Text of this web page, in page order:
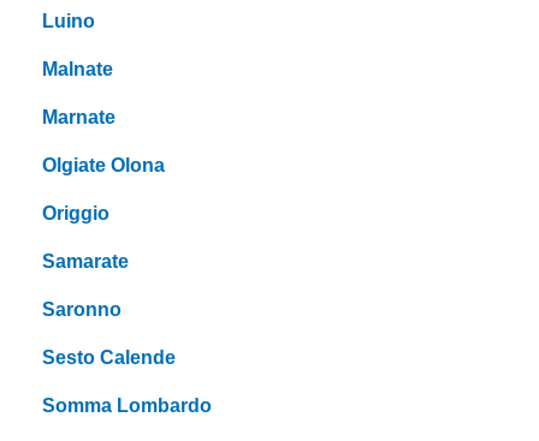
Luino
Malnate
Marnate
Olgiate Olona
Origgio
Samarate
Saronno
Sesto Calende
Somma Lombardo